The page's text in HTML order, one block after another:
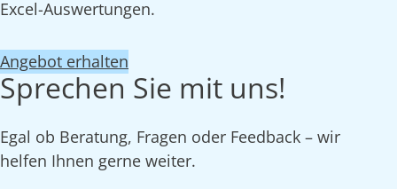
Excel-Auswertungen.
Angebot erhalten
Sprechen Sie mit uns!
Egal ob Beratung, Fragen oder Feedback – wir
helfen Ihnen gerne weiter.